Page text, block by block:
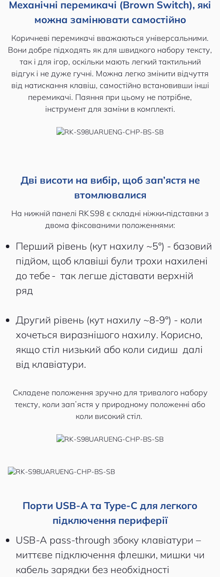
Механічні перемикачі (Brown Switch), які
можна замінювати самостійно
Коричневі перемикачі вважаються універсальними.
Вони добре підходять як для швидкого набору тексту,
так і для ігор, оскільки мають легкий тактильний
відгук і не дуже гучні. Можна легко змінити відчуття
від натискання клавіш, самостійно встановивши інші
перемикачі. Паяння при цьому не потрібне,
інструмент для заміни в комплекті.
Дві висоти на вибір, щоб зап’ястя не
втомлювалися
На нижній панелі RK S98 є складні ніжки‑підставки з
двома фіксованими положеннями:
Перший рівень (кут нахилу ~5°) - базовий
підйом, щоб клавіші були трохи нахилені
до тебе - так легше діставати верхній
ряд
Другий рівень (кут нахилу ~8-9°) - коли
хочеться виразнішого нахилу. Корисно,
якщо стіл низький або коли сидиш далі
від клавіатури.
Складене положення зручно для тривалого набору
тексту, коли запʼястя у природному положенні або
коли високий стіл.
Порти USB-A та Type-C для легкого
підключення периферії
USB-A pass-through збоку клавіатури –
миттєве підключення флешки, мишки чи
кабель зарядки без необхідності